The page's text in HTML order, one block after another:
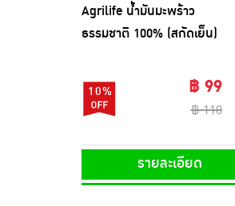
Agrilife น้ำมันมะพร้าว
ธรรมชาติ 100% (สกัดเย็น)
10% ฿ 99
฿ 110
รายละเอียด